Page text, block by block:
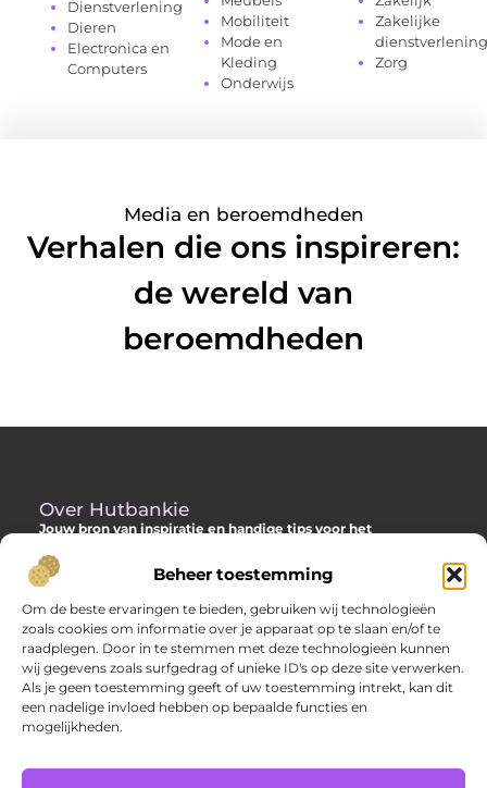
Beheer toestemming
Om de beste ervaringen te bieden, gebruiken wij technologieën
zoals cookies om informatie over je apparaat op te slaan en/of te
raadplegen. Door in te stemmen met deze technologieën kunnen
wij gegevens zoals surfgedrag of unieke ID's op deze site verwerken.
Als je geen toestemming geeft of uw toestemming intrekt, kan dit
een nadelige invloed hebben op bepaalde functies en
mogelijkheden.
Dienstverlening
Dieren
Electronica en
Computers
Mobiliteit
Mode en
Kleding
Onderwijs
Zakelijke
dienstverlening
Zorg
Media en beroemdheden
Verhalen die ons inspireren:
de wereld van
beroemdheden
Over Hutbankie
Jouw bron van inspiratie en handige tips voor het
Ontdek een ruime collectie blogs en artikelen die je helpen om
het meeste uit je buitenruimte te halen, met praktische
adviezen en verrassende ideeën voor je tuin, veranda of andere
buitenplekken.
Bericht categorie